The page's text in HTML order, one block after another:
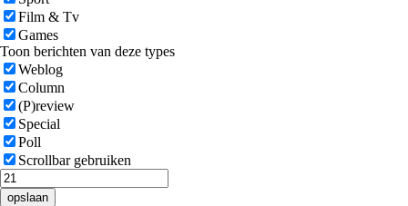
Film & Tv
Games
Toon berichten van deze types
Weblog
Column
(P)review
Special
Poll
Scrollbar gebruiken
opslaan